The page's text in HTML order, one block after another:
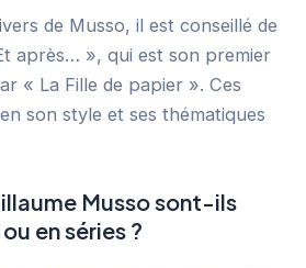
de Musso, il est conseillé de
après… », qui est son premier
« La Fille de papier ». Ces
son style et ses thématiques
Musso sont-ils
en séries ?